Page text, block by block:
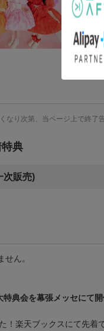
り次第、当ページ上で終了
典
次販売)
ん。
典会を幕張メッセにて開
！楽天ブックスにて先